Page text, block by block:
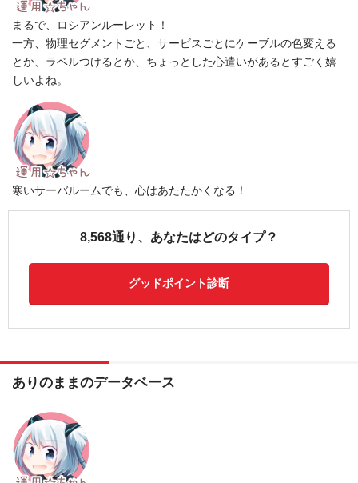
まるで、ロシアンルーレット！
一方、物理セグメントごと、サービスごとにケーブルの色変える
とか、ラベルつけるとか、ちょっとした心遣いがあるとすごく嬉
しいよね。
寒いサーバルームでも、心はあたたかくなる！
8,568通り、あなたはどのタイプ？
グッドポイント診断
ありのままのデータベース